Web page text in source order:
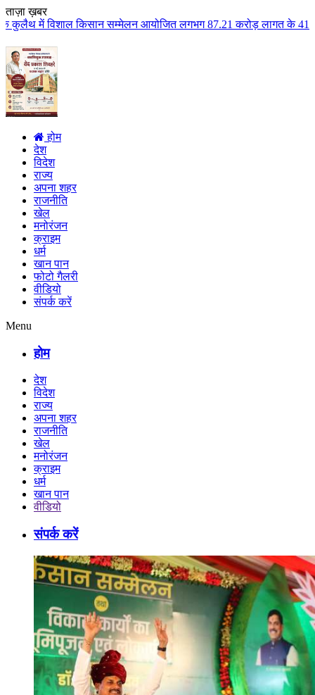
ताज़ा ख़बर
आयोजित लगभग 87.21 करोड़ लागत के 41 विकास कार्यों का
होम
देश
विदेश
राज्य
अपना शहर
राजनीति
खेल
मनोरंजन
क्राइम
धर्म
खान पान
फोटो गैलरी
वीडियो
संपर्क करें
Menu
होम
देश
विदेश
राज्य
अपना शहर
राजनीति
खेल
मनोरंजन
क्राइम
धर्म
खान पान
वीडियो
संपर्क करें